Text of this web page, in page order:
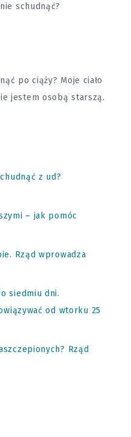
schudnąć?
po ciąży? Moje ciało
jestem osobą starszą.
z ud?
– jak pomóc
Rząd wprowadza
siedmiu dni.
od wtorku 25
Rząd